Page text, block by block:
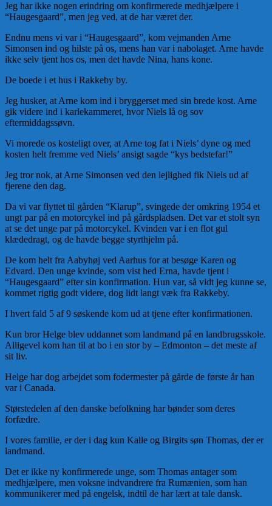
Jeg har ikke nogen erindring om konfirmerede medhjælpere i
“Haugesgaard”, men jeg ved, at de har været der.
Endnu mens vi var i “Haugesgaard”, kom vejmanden Arne
Simonsen ind og hilste på os, mens han var i nabolaget. Arne havde
ikke selv tjent hos os, men det havde Nina, hans kone.
De boede i et hus i Rakkeby by.
Jeg husker, at Arne kom ind i bryggerset med sin brede kost. Arne
gik videre ind i karlekammeret, hvor Niels lå og sov
eftermiddagssøvn.
Vi morede os kosteligt over, at Arne tog fat i Niels’ dyne og med
kosten helt fremme ved Niels’ ansigt sagde “kys bedstefar!”
Jeg tror nok, at Arne Simonsen ved den lejlighed fik Niels ud af
fjerene den dag.
Da vi var flyttet til gården “Klarup”, svingede der omkring 1954 et
ungt par på en motorcykel ind på gårdspladsen. Det var et stolt syn
at se det unge par på motorcykel. Kvinden var i en flot gul
klædedragt, og de havde begge styrthjelm på.
De kom helt fra Aabyhøj ved Aarhus for at besøge Karen og
Edvard. Den unge kvinde, som vist hed Erna, havde tjent i
“Haugesgaard” efter sin konfirmation. Hun var, så vidt jeg kunne se,
kommet rigtig godt videre, dog lidt langt væk fra Rakkeby.
I hvert fald 5 af 9 søskende kom ud at tjene efter konfirmationen.
Kun bror Helge blev uddannet som landmand på en landbrugsskole.
Alligevel kom han til at bo i en stor by – Edmonton – det meste af
sit liv.
Helge har dog arbejdet som fodermester på gårde de første år han
var i Canada.
Størstedelen af den danske befolkning har bønder som deres
forfædre.
I vores familie, er der i dag kun Kalle og Birgits søn Thomas, der er
landmand.
Det er ikke ny konfirmerede unge, som Thomas antager som
medhjælpere, men voksne indvandrere fra Rumænien, som han
kommunikerer med på engelsk, indtil de har lært at tale dansk.